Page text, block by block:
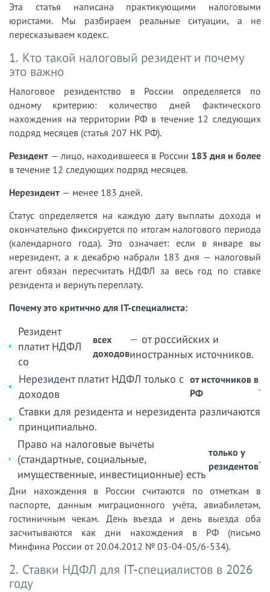
Эта статья написана практикующими налоговыми
юристами. Мы разбираем реальные ситуации, а не
пересказываем кодекс.
1. Кто такой налоговый резидент и почему
это важно
Налоговое резидентство в России определяется по
одному критерию: количество дней фактического
нахождения на территории РФ в течение 12 следующих
подряд месяцев (статья 207 НК РФ).
Резидент — лицо, находившееся в России 183 дня и более
в течение 12 следующих подряд месяцев.
Нерезидент — менее 183 дней.
Статус определяется на каждую дату выплаты дохода и
окончательно фиксируется по итогам налогового периода
(календарного года). Это означает: если в январе вы
нерезидент, а к декабрю набрали 183 дня — налоговый
агент обязан пересчитать НДФЛ за весь год по ставке
резидента и вернуть переплату.
Почему это критично для IT-специалиста:
Резидент
платит НДФЛ
со
всех
доходов
— от российских и
иностранных источников.
Нерезидент платит НДФЛ только с
доходов
от источников в
РФ
.
Ставки для резидента и нерезидента различаются
принципиально.
Право на налоговые вычеты
(стандартные, социальные,
имущественные, инвестиционные) есть
только у
резидентов.
Дни нахождения в России считаются по отметкам в
паспорте, данным миграционного учёта, авиабилетам,
гостиничным чекам. День въезда и день выезда оба
засчитываются как дни нахождения в РФ (письмо
Минфина России от 20.04.2012 № 03-04-05/6-534).
2. Ставки НДФЛ для IT-специалистов в 2026
году